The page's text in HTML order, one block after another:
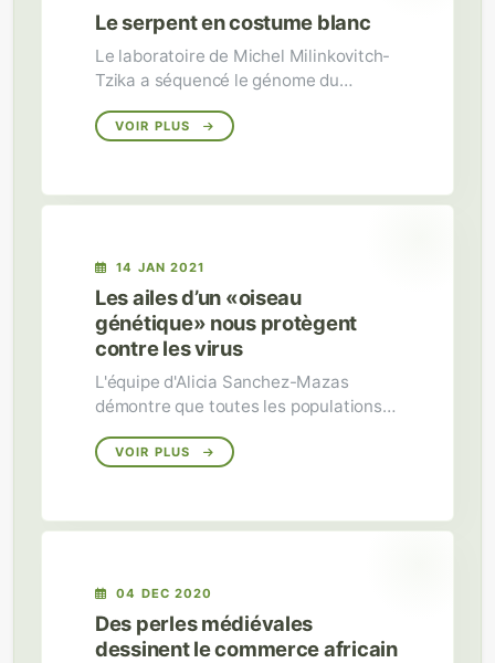
Le serpent en costume blanc
Le laboratoire de Michel Milinkovitch-
Tzika a séquencé le génome du
qu'une mutation régulatrice du MITF
VOIR PLUS
14 JAN 2021
Les ailes d’un «oiseau
génétique» nous protègent
contre les virus
L'équipe d'Alicia Sanchez-Mazas
démontre que toutes les populations
grande variété de virus, grâce aux
VOIR PLUS
04 DEC 2020
Des perles médiévales
dessinent le commerce africain